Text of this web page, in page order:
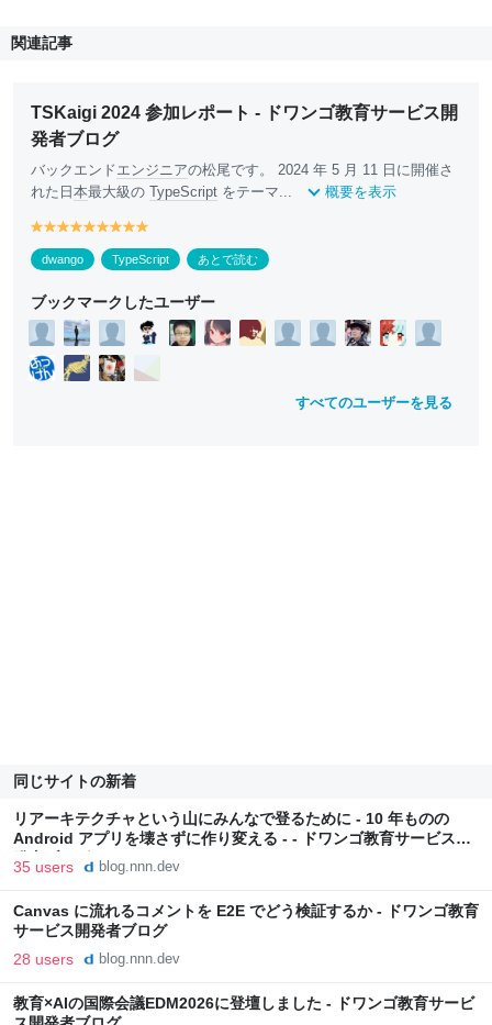
関連記事
TSKaigi 2024 参加レポート - ドワンゴ教育サービス開
発者ブログ
バックエンドエンジニアの松尾です。 2024 年 5 月 11 日に開催さ
れた日 本最大級の TypeScript をテーマ... 概要を表示
y
e
ll
w
y
e
ll
o
w
y
e
ll
w
y
e
ll
w
y
e
ll
w
y
e
ll
w
y
e
ll
w
y
e
ll
w
e
ll
w
dwango TypeScript あとで読む
ブックマークしたユーザー
すべてのユーザーを見る
同じサイトの新着
リアーキテクチャという山にみんなで登るために - 10 年ものの
Android アプリを壊さずに作り変える - - ドワンゴ教育サービス開
発者ブログ
35 users blog.nnn.dev
Canvas に流れるコメントを E2E でどう検証するか - ドワンゴ教育
サービス開発者ブログ
28 users blog.nnn.dev
教育×AIの国際会議EDM2026に登壇しました - ドワンゴ教育サービ